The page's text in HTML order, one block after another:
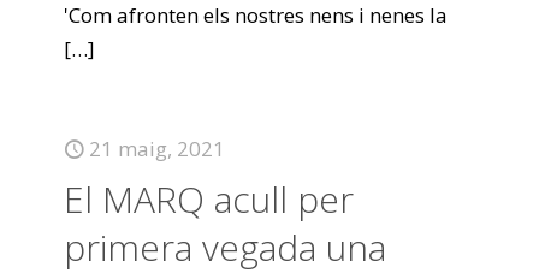
'Com afronten els nostres nens i nenes la
[…]
21 maig, 2021
El MARQ acull per
primera vegada una